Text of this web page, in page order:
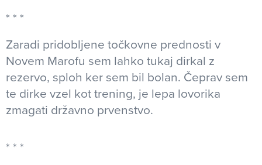
Zaradi pridobljene točkovne prednosti v
Novem Marofu sem lahko tukaj dirkal z
rezervo, sploh ker sem bil bolan. Čeprav sem
te dirke vzel kot trening, je lepa lovorika
zmagati državno prvenstvo.